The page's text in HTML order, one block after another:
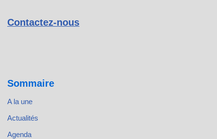
Contactez-nous
Sommaire
A la une
Actualités
Agenda